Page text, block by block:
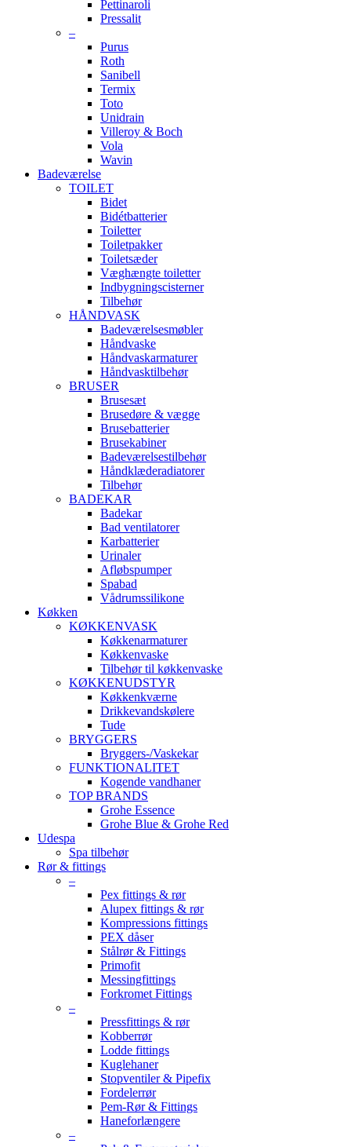
Pettinaroli
Pressalit
–
Purus
Roth
Sanibell
Termix
Toto
Unidrain
Villeroy & Boch
Vola
Wavin
Badeværelse
TOILET
Bidet
Bidétbatterier
Toiletter
Toiletpakker
Toiletsæder
Væghængte toiletter
Indbygningscisterner
Tilbehør
HÅNDVASK
Badeværelsesmøbler
Håndvaske
Håndvaskarmaturer
Håndvasktilbehør
BRUSER
Brusesæt
Brusedøre & vægge
Brusebatterier
Brusekabiner
Badeværelsestilbehør
Håndklæderadiatorer
Tilbehør
BADEKAR
Badekar
Bad ventilatorer
Karbatterier
Urinaler
Afløbspumper
Spabad
Vådrumssilikone
Køkken
KØKKENVASK
Køkkenarmaturer
Køkkenvaske
Tilbehør til køkkenvaske
KØKKENUDSTYR
Køkkenkværne
Drikkevandskølere
Tude
BRYGGERS
Bryggers-/Vaskekar
FUNKTIONALITET
Kogende vandhaner
TOP BRANDS
Grohe Essence
Grohe Blue & Grohe Red
Udespa
Spa tilbehør
Rør & fittings
–
Pex fittings & rør
Alupex fittings & rør
Kompressions fittings
PEX dåser
Stålrør & Fittings
Primofit
Messingfittings
Forkromet Fittings
–
Pressfittings & rør
Kobberrør
Lodde fittings
Kuglehaner
Stopventiler & Pipefix
Fordelerrør
Pem-Rør & Fittings
Haneforlængere
–